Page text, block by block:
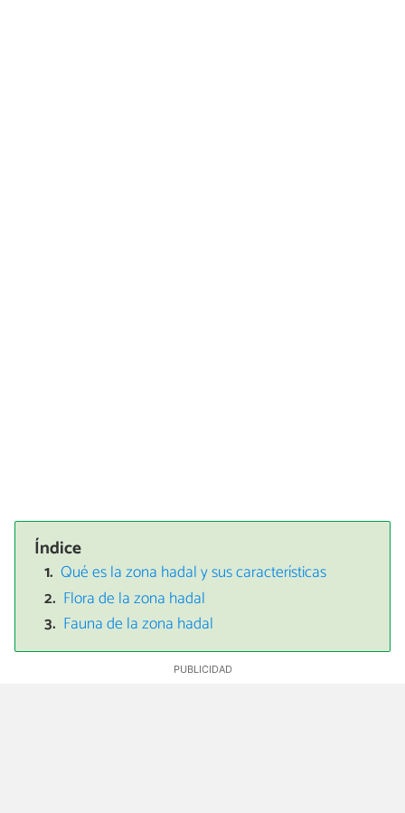
Índice
Qué es la zona hadal y sus características
Flora de la zona hadal
Fauna de la zona hadal